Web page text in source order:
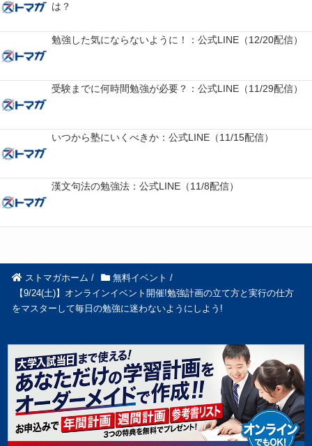
は？
勉強した気にならないように！：公式LINE（12/20配信）
受験までに何時間勉強が必要？：公式LINE（11/29配信）
いつから塾にいくべきか：公式LINE（11/15配信）
漢文句法の勉強法：公式LINE（11/8配信）
ストマガホーム / 無料イベント /
【9/24(土)】オンラインイベント開催!勉強計画の立て方と実行の仕方
をマスターして毎日の勉強に迷わないようにしよう!